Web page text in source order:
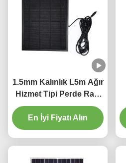
1.5mm Kalınlık L5m Ağır
Hizmet Tipi Perde Rayı
Tutam Plise Perde
Parçası
En İyi Fiyatı Alın